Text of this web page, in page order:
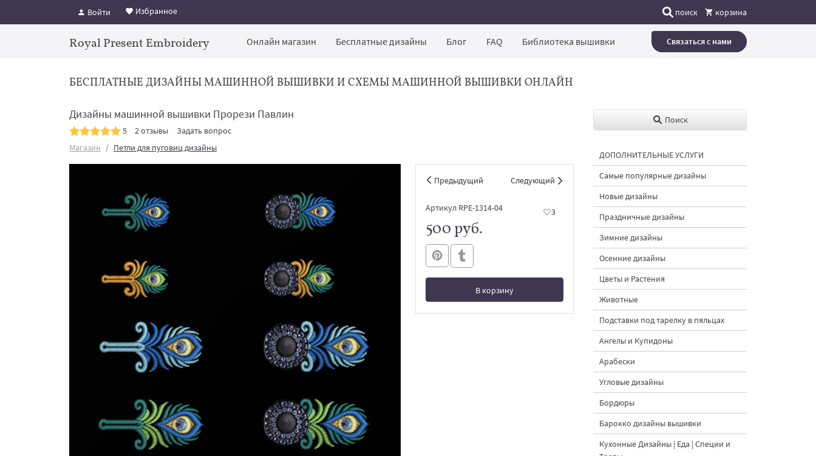
Войти Избранное поиск корзина
Royal Present Embroidery Онлайн магазин Бесплатные дизайны Блог FAQ Библиотека вышивки Связаться с нами
БЕСПЛАТНЫЕ ДИЗАЙНЫ МАШИННОЙ ВЫШИВКИ И СХЕМЫ МАШИННОЙ ВЫШИВКИ ОНЛАЙН
Дизайны машинной вышивки Прорези Павлин
5 2 отзывы
Задать вопрос
Магазин
Петли для пуговиц дизайны
Предыдущий Следующий
Артикул RPE-1314-04 3
500 руб.
В корзину
В корзине
Поиск
ДОПОЛНИТЕЛЬНЫЕ УСЛУГИ
Самые популярные дизайны
Новые дизайны
Праздничные дизайны
Зимние дизайны
Осенние дизайны
Цветы и Растения
Животные
Подставки под тарелку в пяльцах
Ангелы и Купидоны
Арабески
Угловые дизайны
Бордюры
Барокко дизайны вышивки
Кухонные Дизайны | Еда | Специи и